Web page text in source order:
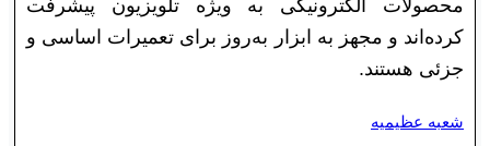
کرده‌اند و مجهز به ابزار به‌روز برای تعمیرات اساسی و
جزئی هستند.
شعبه عظیمیه